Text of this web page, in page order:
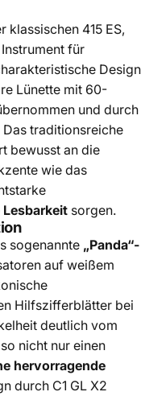
klassischen 415 ES,
für
Design
Lünette mit 60-
und durch
traditionsreiche
bewusst an die
wie das
sorgen.
sogenannte „Panda“-
auf weißem
Hilfszifferblätter bei
deutlich vom
nicht nur einen
hervorragende
durch C1 GL X2